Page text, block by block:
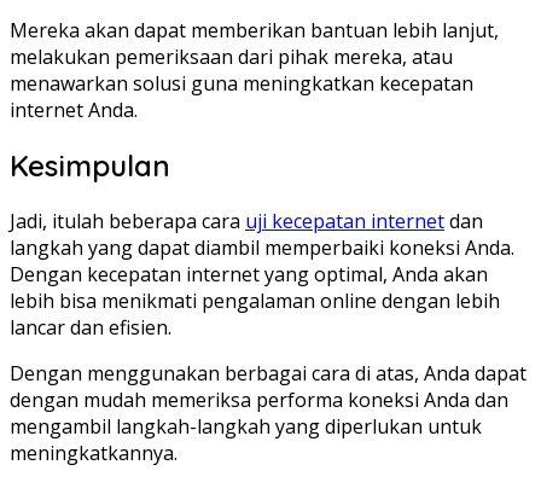
Mereka akan dapat memberikan bantuan lebih lanjut,
melakukan pemeriksaan dari pihak mereka, atau
menawarkan solusi guna meningkatkan kecepatan
internet Anda.
Kesimpulan
Jadi, itulah beberapa cara uji kecepatan internetdan
langkah yang dapat diambil memperbaiki koneksi Anda.
Dengan kecepatan internet yang optimal, Anda akan
lebih bisa menikmati pengalaman online dengan lebih
lancar dan efisien.
Dengan menggunakan berbagai cara di atas, Anda dapat
dengan mudah memeriksa performa koneksi Anda dan
mengambil langkah-langkah yang diperlukan untuk
meningkatkannya.